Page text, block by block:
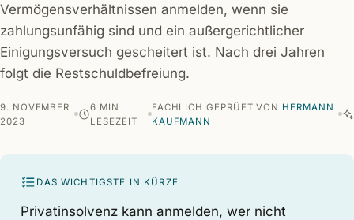
Vermögensverhältnissen anmelden, wenn sie
zahlungsunfähig sind und ein außergerichtlicher
Einigungsversuch gescheitert ist. Nach drei Jahren
folgt die Restschuldbefreiung.
9. NOVEMBER
2023
6 MIN
LESEZEIT
FACHLICH GEPRÜFT VON HERMANN
KAUFMANN
DAS WICHTIGSTE IN KÜRZE
Privatinsolvenz kann anmelden, wer nicht